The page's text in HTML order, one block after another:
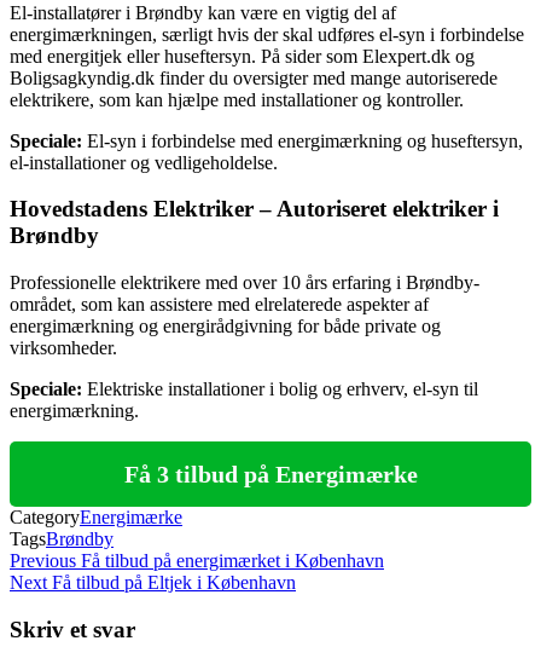
El-installatører i Brøndby kan være en vigtig del af
energimærkningen, særligt hvis der skal udføres el-syn i forbindelse
med energitjek eller huseftersyn. På sider som Elexpert.dk og
Boligsagkyndig.dk finder du oversigter med mange autoriserede
elektrikere, som kan hjælpe med installationer og kontroller.
Speciale: El-syn i forbindelse med energimærkning og huseftersyn,
el-installationer og vedligeholdelse.
Hovedstadens Elektriker – Autoriseret elektriker i
Brøndby
Professionelle elektrikere med over 10 års erfaring i Brøndby-
området, som kan assistere med elrelaterede aspekter af
energimærkning og energirådgivning for både private og
virksomheder.
Speciale: Elektriske installationer i bolig og erhverv, el-syn til
energimærkning.
Få 3 tilbud på Energimærke
CategoryEnergimærke
TagsBrøndby
Indlægsnavigation
Previous
Post
Previous Få tilbud på energimærket i København
Next
Next Få tilbud på Eltjek i København
Skriv et svar